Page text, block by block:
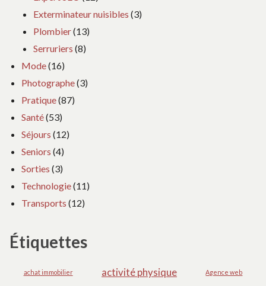
Exterminateur nuisibles (3)
Plombier(13)
Serruriers (8)
Mode(16)
Photographe(3)
Pratique(87)
Santé(53)
Séjours (12)
Seniors (4)
Sorties (3)
Technologie(11)
Transports (12)
Étiquettes
achat immobilier activité physique Agence web